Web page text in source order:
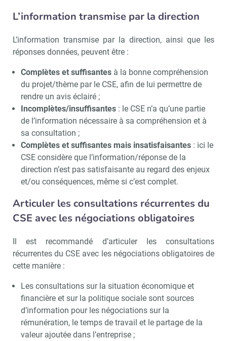
L’information transmise par la direction
L’information transmise par la direction, ainsi que les
réponses données, peuvent être :
Complètes et suffisantesà la bonne compréhension
du projet/thème par le CSE, afin de lui permettre de
rendre un avis éclairé ;
Incomplètes/insuffisantes: le CSE n’a qu’une partie
de l’information nécessaire à sa compréhension et à
sa consultation ;
Complètes et suffisantes mais insatisfaisantes: ici le
CSE considère que l’information/réponse de la
direction n’est pas satisfaisante au regard des enjeux
et/ou conséquences, même si c’est complet.
Articuler les consultations récurrentes du
CSE avec les négociations obligatoires
Il est recommandé d’articuler les consultations
récurrentes du CSE avec les négociations obligatoires de
cette manière :
Les consultations sur la situation économique et
financière et sur la politique sociale sont sources
d’information pour les négociations sur la
rémunération, le temps de travail et le partage de la
valeur ajoutée dans l’entreprise ;